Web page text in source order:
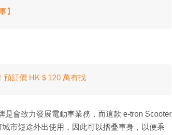
】
預訂價 HK＄120 萬有找
會致力發展電動車業務，而這款 e-tron Scooter
市短途外出使用，因此可以摺叠車身，以便乘